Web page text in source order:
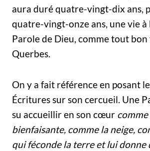
aura duré quatre-vingt-dix ans,
quatre-vingt-onze ans, une vie à
Parole de Dieu, comme tout bon
Querbes.
On y a fait référence en posant
Écritures sur son cercueil. Une
su accueillir en son cœur
bienfaisante, comme la neige,
qui féconde la terre et lui donne